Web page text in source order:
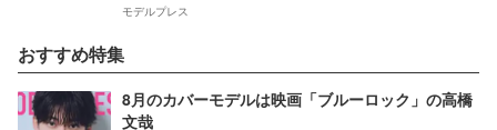
モデルプレス
おすすめ特集
8月のカバーモデルは映画「ブルーロック」の高橋
文哉